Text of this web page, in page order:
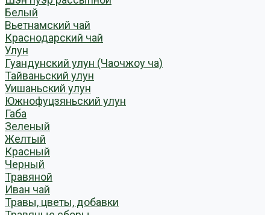
Белый
Вьетнамский чай
Краснодарский чай
Улун
Гуандунский улун (Чаочжоу ча)
Тайваньский улун
Уишаньский улун
Южнофуцзяньский улун
Габа
Зеленый
Желтый
Красный
Черный
Травяной
Иван чай
Травы, цветы, добавки